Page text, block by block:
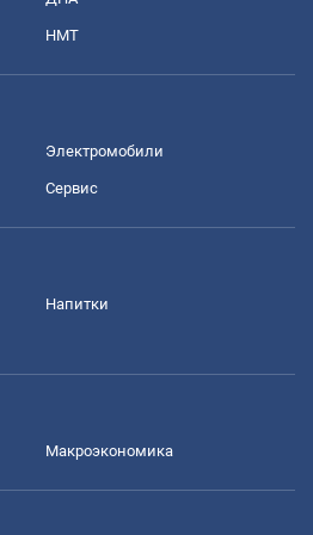
НМТ
Электромобили
Сервис
Напитки
Mакроэкономика